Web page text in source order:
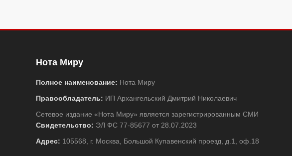
Нота Миру
Полное наименование: Нота Миру
Правообладатель: ИП Архангельский Дмитрий Николаевич
Сетевое издание «Нота Миру» является зарегистрированным СМИ
Свидетельство: ЭЛ ФС 77-85677 от 28.07.2023
Адрес: 105568, г. Москва, Большой Купавенский проезд, д.1, оф.18